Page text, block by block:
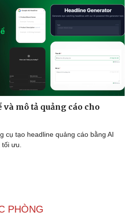
và mô tả quảng cáo cho
cụ tạo headline quảng cáo bằng AI
ưu.
PHÒNG